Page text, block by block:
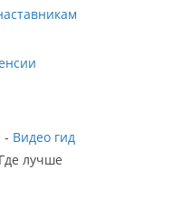
- Видео гид
лучше